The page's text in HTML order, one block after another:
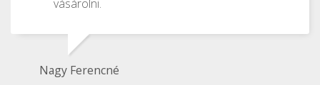
vásárolni.
Nagy Ferencné